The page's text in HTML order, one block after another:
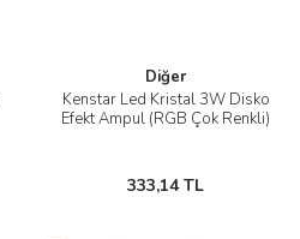
Diğer
Kenstar Led Kristal 3W Disko
Efekt Ampul (RGB Çok Renkli)
333,14 TL